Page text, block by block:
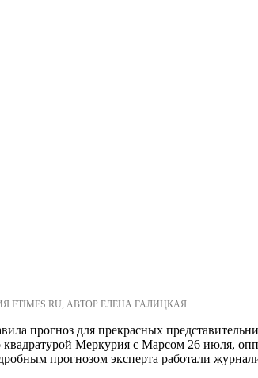
FTIMES.RU, АВТОР ЕЛЕНА ГАЛИЦКАЯ.
прогноз для прекрасных
Меркурия с Марсом 26 июля,
прогнозом эксперта работали